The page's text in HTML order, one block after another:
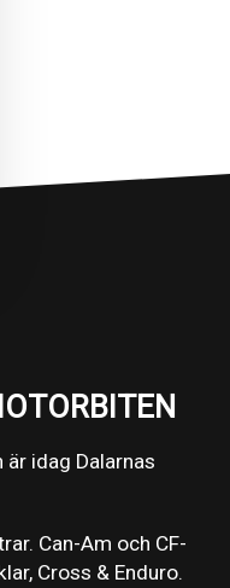
idag Dalarnas
Can-Am och CF-
Cross & Enduro.